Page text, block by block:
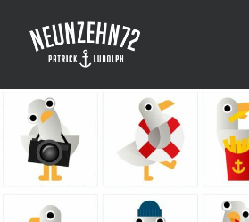
Inhalt
springen